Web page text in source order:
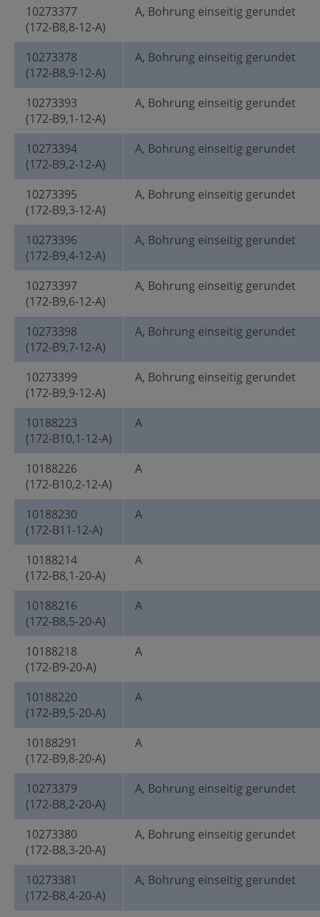
10273377
(172-B8,8-12-A)
A, Bohrung einseitig gerundet
10273378
(172-B8,9-12-A)
A, Bohrung einseitig gerundet
10273393
(172-B9,1-12-A)
A, Bohrung einseitig gerundet
10273394
(172-B9,2-12-A)
A, Bohrung einseitig gerundet
10273395
(172-B9,3-12-A)
A, Bohrung einseitig gerundet
10273396
(172-B9,4-12-A)
A, Bohrung einseitig gerundet
10273397
(172-B9,6-12-A)
A, Bohrung einseitig gerundet
10273398
(172-B9,7-12-A)
A, Bohrung einseitig gerundet
10273399
(172-B9,9-12-A)
A, Bohrung einseitig gerundet
10188223
(172-B10,1-12-A)
A
10188226
(172-B10,2-12-A)
A
10188230
(172-B11-12-A)
A
10188214
(172-B8,1-20-A)
A
10188216
(172-B8,5-20-A)
A
10188218
(172-B9-20-A)
A
10188220
(172-B9,5-20-A)
A
10188291
(172-B9,8-20-A)
A
10273379
(172-B8,2-20-A)
A, Bohrung einseitig gerundet
10273380
(172-B8,3-20-A)
A, Bohrung einseitig gerundet
10273381
(172-B8,4-20-A)
A, Bohrung einseitig gerundet